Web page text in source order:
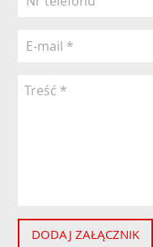
DODAJ ZAŁĄCZNIK